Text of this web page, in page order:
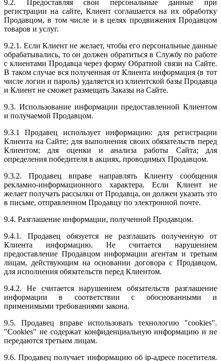
9.2. Предоставляя свои персональные данные при
регистрации на сайте, Клиент соглашается на их обработку
Продавцом, в том числе и в целях продвижения Продавцом
товаров и услуг.
9.2.1. Если Клиент не желает, чтобы его персональные данные
обрабатывались, то он должен обратиться в Службу по работе
с клиентами Продавца через форму Обратной связи на Сайте.
В таком случае вся полученная от Клиента информация (в тот
числе логин и пароль) удаляется из клиентской базы Продавца
и Клиент не сможет размещать Заказы на Сайте.
9.3. Использование информации предоставленной Клиентом
и получаемой Продавцом.
9.3.1 Продавец использует информацию: для регистрации
Клиента на Сайте; для выполнения своих обязательств перед
Клиентом; для оценки и анализа работы Сайта; для
определения победителя в акциях, проводимых Продавцом.
9.3.2. Продавец вправе направлять Клиенту сообщения
рекламно-информационного характера. Если Клиент не
желает получать рассылки от Продавца, он должен указать это
в письме, отправленном Продавцу по электронной почте.
9.4. Разглашение информации, полученной Продавцом.
9.4.1. Продавец обязуется не разглашать полученную от
Клиента информацию. Не считается нарушением
предоставление Продавцом информации агентам и третьим
лицам, действующим на основании договора с Продавцом,
для исполнения обязательств перед Клиентом.
9.4.2. Не считается нарушением обязательств разглашение
информации в соответствии с обоснованными и
применимыми требованиями закона.
9.5. Продавец вправе использовать технологию "cookies".
"Cookies" не содержат конфиденциальную информацию и не
передаются третьим лицам.
9.6. Продавец получает информацию об ip-адресе посетителя.